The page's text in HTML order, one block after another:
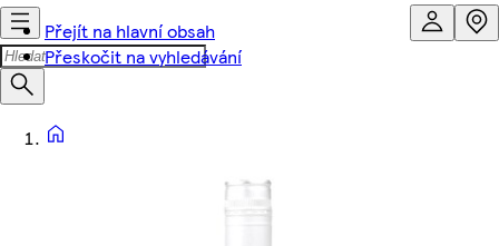
Přejít na hlavní obsah
Přeskočit na vyhledávání